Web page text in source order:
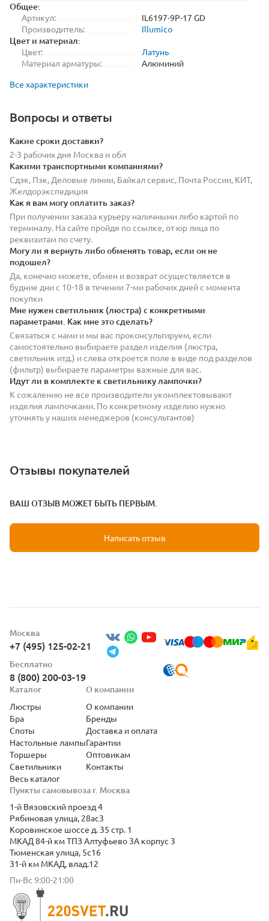
Общее:
Артикул:
IL6197-9P-17 GD
Производитель:
Illumico
Цвет и материал:
Цвет:
Латунь
Материал арматуры:
Алюминий
Все характеристики
Вопросы и ответы
Какие сроки доставки?
2-3 рабочих дня Москва и обл
Какими транспортными компаниями?
Сдэк, Пэк, Деловые линии, Байкал сервис, Почта России, КИТ,
Желдорэкспедиция
Как я вам могу оплатить заказ?
При получении заказа курьеру наличными либо картой по
терминалу. На сайте пройдя по ссылке, от юр лица по
реквизитам по счету.
Могу ли я вернуть либо обменять товар, если он не
подошел?
Да, конечно можете, обмен и возврат осуществляется в
будние дни с 10-18 в течении 7-ми рабочих дней с момента
покупки
Мне нужен светильник (люстра) с конкретными
параметрами. Как мне это сделать?
Связаться с нами и мы вас проконсультируем, если
самостоятельно выбираете раздел изделия (люстра,
светильник итд.) и слева откроется поле в виде под разделов
(фильтр) выбираете параметры важные для вас.
Идут ли в комплекте к светильнику лампочки?
К сожалению не все производители укомплектовывают
изделия лампочками. По конкретному изделию нужно
уточнять у наших менеджеров (консультантов)
Отзывы покупателей
ВАШ ОТЗЫВ МОЖЕТ БЫТЬ ПЕРВЫМ.
Написать отзыв
Москва
+7 (495) 125-02-21
Бесплатно
8 (800) 200-03-19
Пункты самовывоза г. Москва
1-й Вязовский проезд 4
Рябиновая улица, 28ас3
Коровинское шоссе д. 35 стр. 1
МКАД 84-й км ТПЗ Алтуфьево 3А корпус 3
Тюменская улица, 5с16
31-й км МКАД, влад.12
Пн-Вс 9:00-21:00
Каталог
Люстры
Бра
Споты
Настольные лампы
Торшеры
Светильники
Весь каталог
О компании
О компании
Бренды
Доставка и оплата
Гарантии
Оптовикам
Контакты